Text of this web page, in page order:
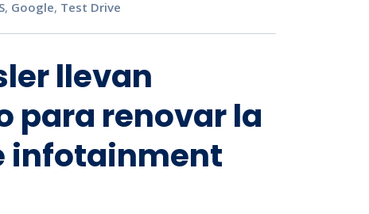
, Google, Test Drive
llevan
para renovar la
infotainment